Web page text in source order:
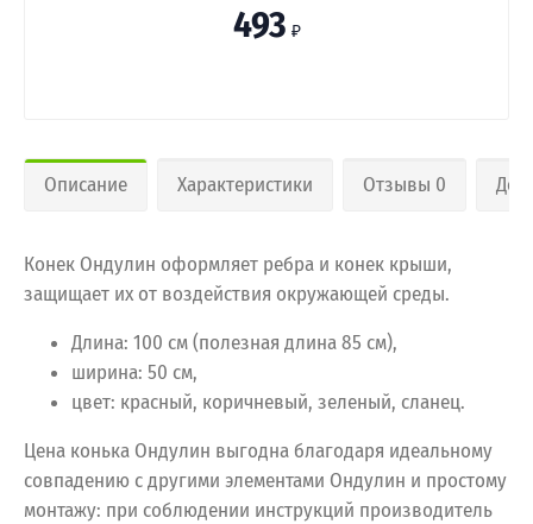
493 ₽
Описание Характеристики Отзывы 0
Конек Ондулин оформляет ребра и конек крыши,
защищает их от воздействия окружающей среды.
Длина: 100 см (полезная длина 85 см),
ширина: 50 см,
цвет: красный, коричневый, зеленый, сланец.
Цена конька Ондулин выгодна благодаря идеальному
совпадению с другими элементами Ондулин и простому
монтажу: при соблюдении инструкций производитель